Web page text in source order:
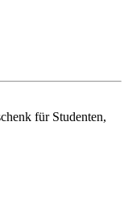
für Studenten,